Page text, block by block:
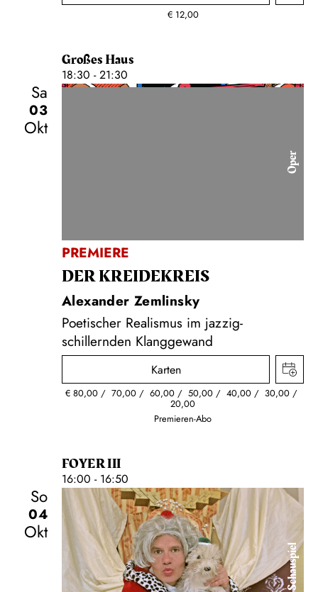
€ 12,00
Großes Haus
18:30 - 21:30
Sa
03
Okt
Oper
PREMIERE
DER KREIDE­KREIS
Alexander Zemlinsky
Poetischer Realismus im jazzig-
schillernden Klanggewand
Karten
€ 80,00 70,00 60,00 50,00 40,00 30,00
20,00
Premieren-Abo
FOYER III
16:00 - 16:50
So
04
Okt
Schauspiel